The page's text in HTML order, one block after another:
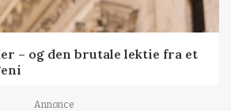
– og den brutale lektie fra et
Annonce